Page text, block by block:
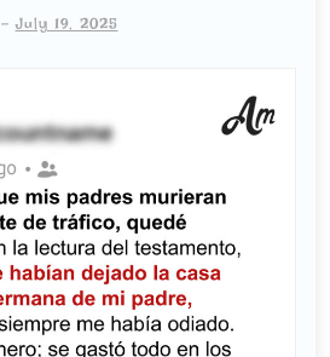
-July 19, 2025